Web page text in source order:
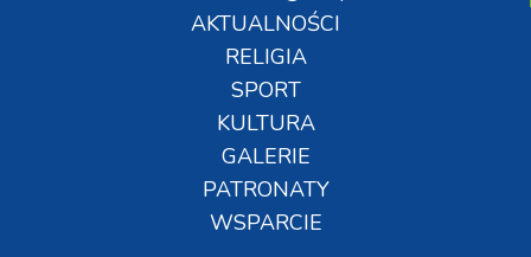
AKTUALNOŚCI
RELIGIA
SPORT
KULTURA
GALERIE
PATRONATY
WSPARCIE